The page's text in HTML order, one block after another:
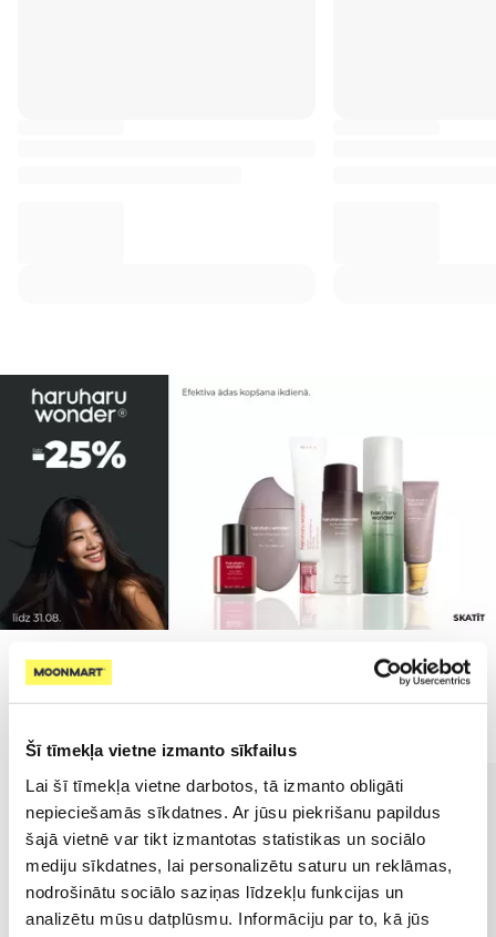
Šī tīmekļa vietne izmanto sīkfailus
Lai šī tīmekļa vietne darbotos, tā izmanto obligāti
nepieciešamās sīkdatnes. Ar jūsu piekrišanu papildus
šajā vietnē var tikt izmantotas statistikas un sociālo
mediju sīkdatnes, lai personalizētu saturu un reklāmas,
nodrošinātu sociālo saziņas līdzekļu funkcijas un
analizētu mūsu datplūsmu. Informāciju par to, kā jūs
Populārākie kategorijā